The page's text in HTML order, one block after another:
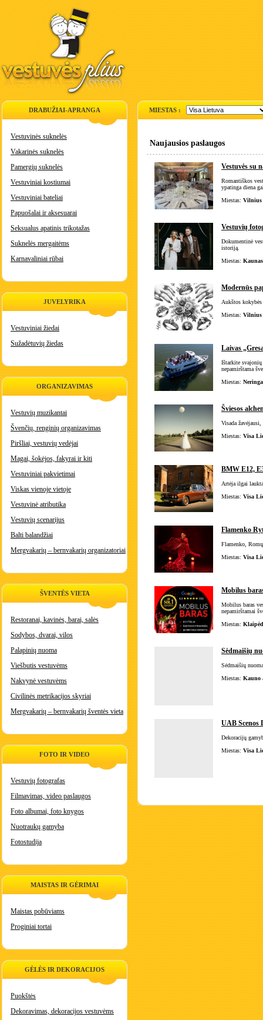
DRABUŽIAI-APRANGA
Vestuvinės suknelės
Vakarinės suknelės
Pamergių suknelės
Vestuviniai kostiumai
Vestuviniai bateliai
Papuošalai ir aksesuarai
Seksualus apatinis trikotažas
Suknelės mergaitėms
Karnavaliniai rūbai
JUVELYRIKA
Vestuviniai žiedai
Sužadėtuvių žiedas
ORGANIZAVIMAS
Vestuvių muzikantai
Švenčių, renginių organizavimas
Piršliai, vestuvių vedėjai
Magai, šokėjos, fakyrai ir kiti
Vestuviniai pakvietimai
Viskas vienoje vietoje
Vestuvinė atributika
Vestuvių scenarijus
Balti balandžiai
Mergvakarių – bernvakarių organizatoriai
ŠVENTĖS VIETA
Restoranai, kavinės, barai, salės
Sodybos, dvarai, vilos
Palapinių nuoma
Viešbutis vestuvėms
Nakvynė vestuvėms
Civilinės metrikacijos skyriai
Mergvakarių – bernvakarių šventės vieta
FOTO IR VIDEO
Vestuvių fotografas
Filmavimas, video paslaugos
Foto albumai, foto knygos
Nuotraukų gamyba
Fotostudija
MAISTAS IR GĖRIMAI
Maistas pobūviams
Proginiai tortai
GĖLĖS IR DEKORACIJOS
Puokštės
Dekoravimas, dekoracijos vestuvėms
MIESTAS :
Naujausios paslaugos
Vestuvės su
Romantiškos
ypatinga diena
Miestas: Vilnius
Vestuvių
Dokumentinė
istoriją.
Miestas:
Modernūs
Aukštos
Miestas: Vilnius
Laivas
Ištarkite svajonių
nepamirštama
Miestas: Neringa
Šviesos
Visada
Miestas: Visa
BMW E12,
Artėja ilgai
Miestas: Visa
Flamenko
Flamenko,
Miestas: Visa
Mobilus
Mobilus baras
nepamirštamai
Miestas:
Sėdmaišių
Sėdmaišių
Miestas: Kauno
UAB Scenos
Dekoracijų
Miestas: Visa